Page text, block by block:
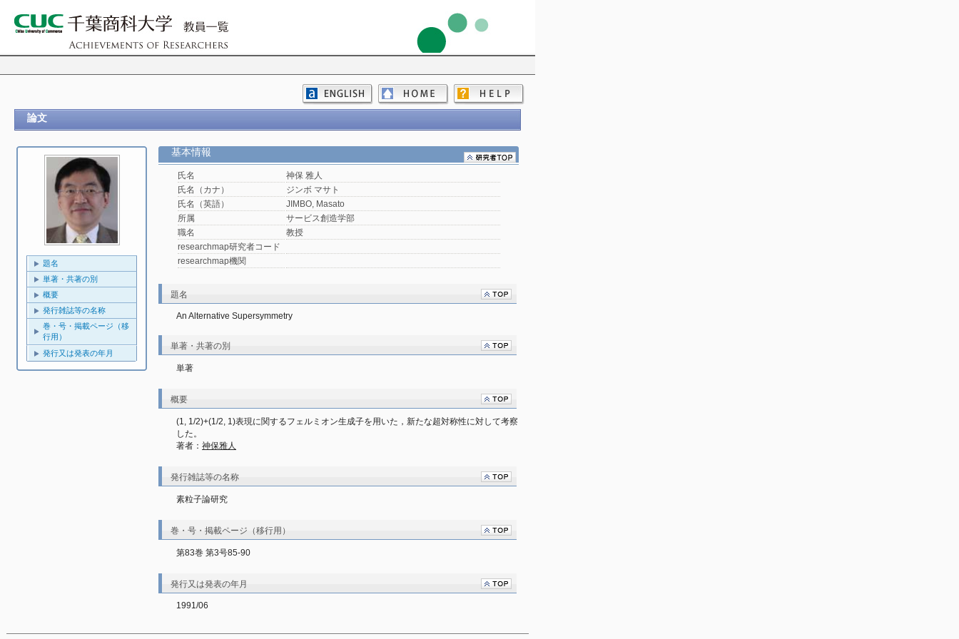
論文
題名
単著・共著の別
概要
発行雑誌等の名称
巻・号・掲載ページ（移
行用）
発行又は発表の年月
基本情報
氏名
神保 雅人
氏名（カナ）
ジンボ マサト
氏名（英語）
JIMBO, Masato
所属
サービス創造学部
職名
教授
researchmap研究者コード
researchmap機関
題名
An Alternative Supersymmetry
単著・共著の別
単著
概要
(1, 1/2)+(1/2, 1)表現に関するフェルミオン生成子を用いた，新たな超対称性に対して考察
した。
著者： 神保雅人
発行雑誌等の名称
素粒子論研究
巻・号・掲載ページ（移行用）
第83巻 第3号85-90
発行又は発表の年月
1991/06